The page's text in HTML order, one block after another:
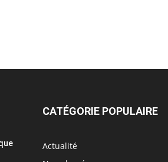
CATÉGORIE POPULAIRE
Actualité